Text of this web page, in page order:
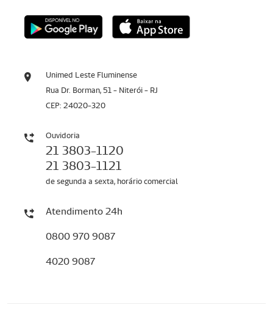
Unimed Leste Fluminense
Rua Dr. Borman, 51 - Niterói - RJ
CEP: 24020-320
Ouvidoria
21 3803-1120
21 3803-1121
de segunda a sexta, horário comercial
Atendimento 24h
0800 970 9087
4020 9087